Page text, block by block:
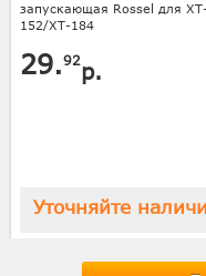
запускающая Rossel для
152/XT-184
29.92р.
Уточняйте